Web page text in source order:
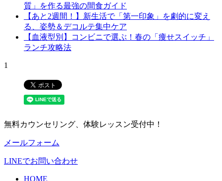
質」を作る最強の間食ガイド
【あと2週間！】新生活で「第一印象」を劇的に変え
る、姿勢＆デコルテ集中ケア
【血液型別】コンビニで選ぶ！春の「痩せスイッチ」
ランチ攻略法
1
無料カウンセリング、体験レッスン受付中！
メールフォーム
LINEでお問い合わせ
HOME